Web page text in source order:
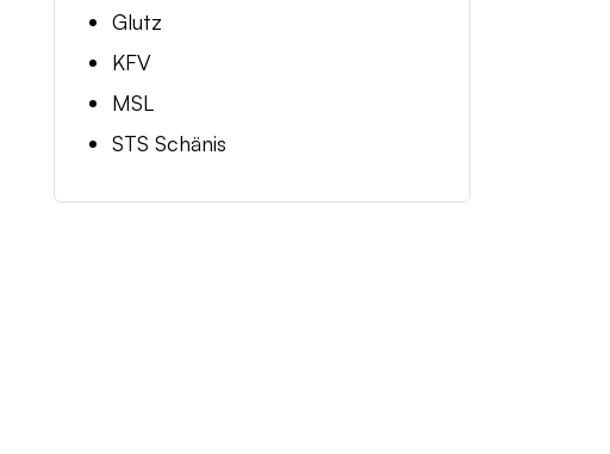
Glutz
KFV
MSL
STS Schänis